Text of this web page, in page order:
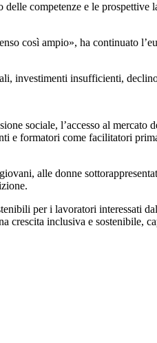
competenze e le prospettive
così ampio», ha continuato
investimenti insufficienti,
sociale, l’accesso al mercato
e formatori come facilitatori
alle donne
per i lavoratori interessati
inclusiva e sostenibile,